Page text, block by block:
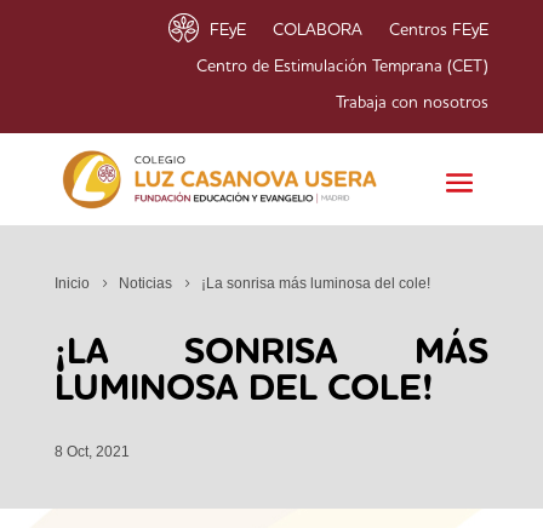
FEyE COLABORA Centros FEyE
Centro de Estimulación Temprana (CET)
Trabaja con nosotros
Inicio Noticias ¡La sonrisa más luminosa del cole!
¡LA SONRISA MÁS
LUMINOSA DEL COLE!
8 Oct, 2021